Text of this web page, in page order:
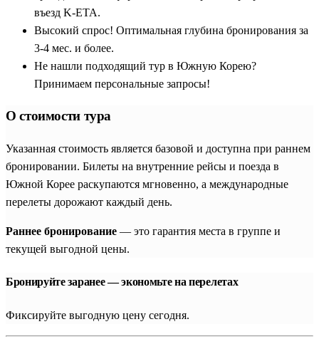
въезд K-ETA.
Высокий спрос! Оптимальная глубина бронирования за
3-4 мес. и более.
Не нашли подходящий тур в Южную Корею?
Принимаем персональные запросы!
О стоимости тура
Указанная стоимость является базовой и доступна при раннем
бронировании. Билеты на внутренние рейсы и поезда в
Южной Корее раскупаются мгновенно, а международные
перелеты дорожают каждый день.
Раннее бронирование — это гарантия места в группе и
текущей выгодной цены.
Бронируйте заранее — экономьте на перелетах
Фиксируйте выгодную цену сегодня.